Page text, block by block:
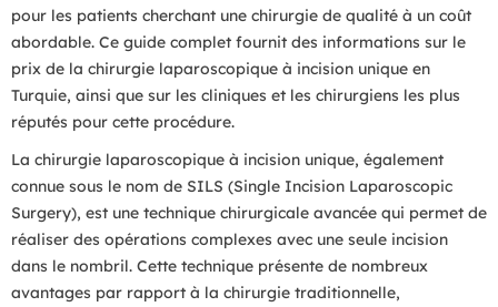
pour les patients cherchant une chirurgie de qualité à un coût
abordable. Ce guide complet fournit des informations sur le
prix de la chirurgie laparoscopique à incision unique en
Turquie, ainsi que sur les cliniques et les chirurgiens les plus
réputés pour cette procédure.
La chirurgie laparoscopique à incision unique, également
connue sous le nom de SILS (Single Incision Laparoscopic
Surgery), est une technique chirurgicale avancée qui permet de
réaliser des opérations complexes avec une seule incision
dans le nombril. Cette technique présente de nombreux
avantages par rapport à la chirurgie traditionnelle,